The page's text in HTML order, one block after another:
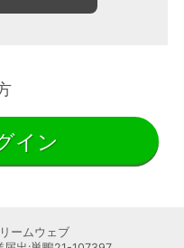
イン
ームウェブ